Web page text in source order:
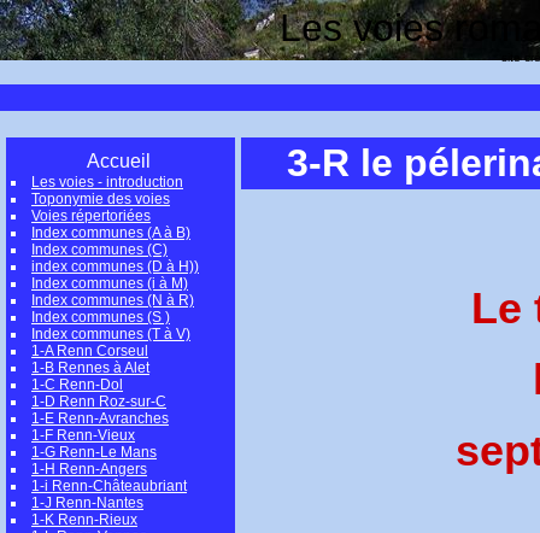
Les voies
site
Accueil
Les voies - introduction
Toponymie des voies
Voies répertoriées
Index communes (A à B)
Index communes (C)
index communes (D à H))
Index communes (i à M)
Index communes (N à R)
Index communes (S )
Index communes (T à V)
1-A Renn Corseul
1-B Rennes à Alet
1-C Renn-Dol
1-D Renn Roz-sur-C
1-E Renn-Avranches
1-F Renn-Vieux
1-G Renn-Le Mans
1-H Renn-Angers
1-i Renn-Châteaubriant
1-J Renn-Nantes
1-K Renn-Rieux
3-R le
Le